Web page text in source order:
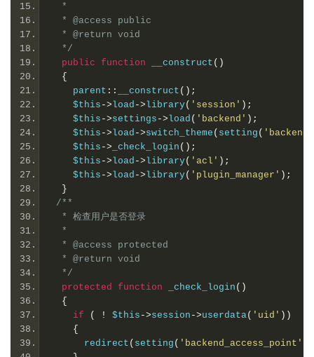
  *
  * @access public
  * @return void
  */
public function __construct ()
{
    parent
:: __construct ();
    $this
->load ->library( 'session' );
    $this
->settings ->load ( 'backend' );
    $this
->load ->switch_theme ( setting (
    $this
-> _check_login ();
    $this
->load ->library( 'acl' );
    $this
->load ->library( 'plugin_manager' );
}
/**
  * 检查用户是否登录
  *
  * @access protected
  * @return void
  */
protected
function _check_login ()
{
if
( ! $this ->session ->userdata( 'uid' ))
{
      redirect
( setting ( 'backend_access_point'